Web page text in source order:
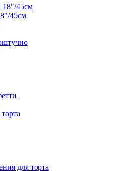
18"/45см
45см
для торта